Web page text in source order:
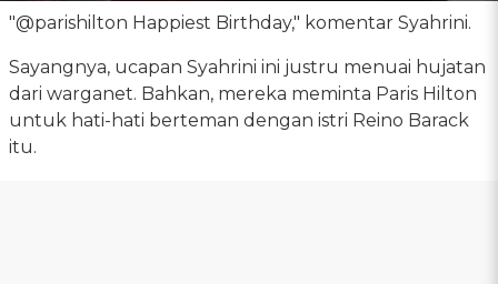
"@parishilton Happiest Birthday," komentar Syahrini.
Sayangnya, ucapan Syahrini ini justru menuai hujatan
dari warganet. Bahkan, mereka meminta Paris Hilton
untuk hati-hati berteman dengan istri Reino Barack
itu.